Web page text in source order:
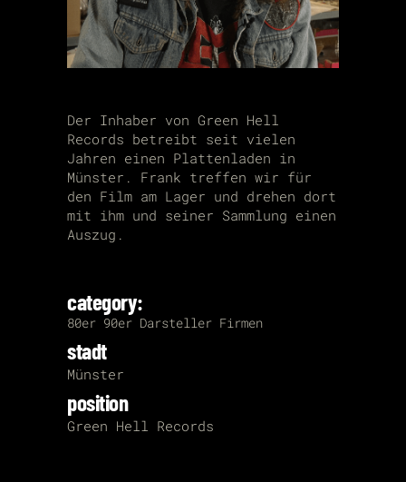
Der Inhaber von Green Hell
Records betreibt seit vielen
Jahren einen Plattenladen in
Münster. Frank treffen wir für
den Film am Lager und drehen dort
mit ihm und seiner Sammlung einen
Auszug.
category:
80er 90er Darsteller Firmen
stadt
Münster
position
Green Hell Records